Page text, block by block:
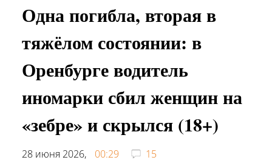
Одна погибла, вторая в
тяжёлом состоянии: в
Оренбурге водитель
иномарки сбил женщин на
«зебре» и скрылся (18+)
28 июня 2026, 00:29
15